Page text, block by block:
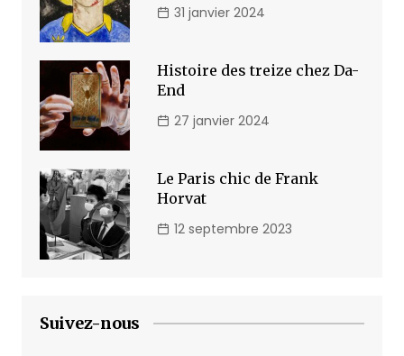
31 janvier 2024
Histoire des treize chez Da-
End
27 janvier 2024
Le Paris chic de Frank
Horvat
12 septembre 2023
Suivez-nous